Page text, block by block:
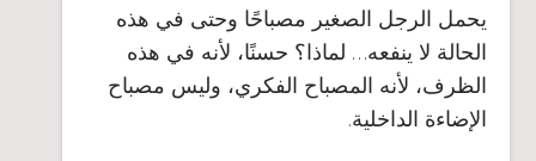
يحمل الرجل الصغير مصباحًا وحتى في هذه
الحالة لا ينفعه… لماذا؟ حسنًا، لأنه في هذه
الظرف، لأنه المصباح الفكري، وليس مصباح
الإضاءة الداخلية.